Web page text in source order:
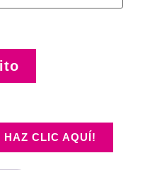
HAZ CLIC AQUÍ!